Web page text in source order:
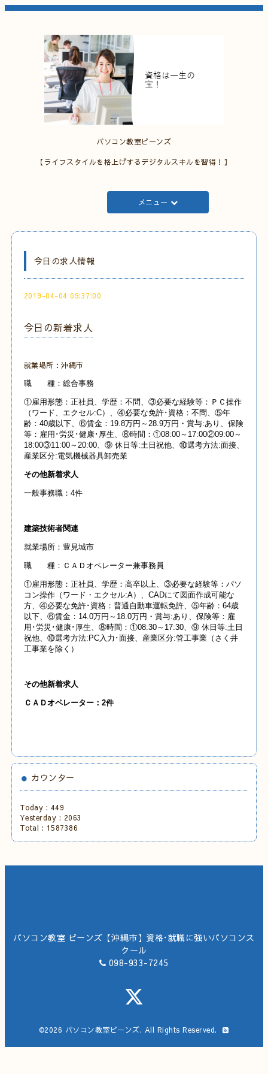
パソコン教室ビーンズ
【ライフスタイルを格上げするデジタルスキルを習得！】
メニュー
今日の求人情報
2019-04-04 09:37:00
今日の新着求人
就業場所：沖縄市
職 種：総合事務
①雇用形態：正社員、学歴：不問、③必要な経験等：ＰＣ操作
（ワード、エクセル:C）、④必要な免許･資格：不問、⑤年
齢：40歳以下、⑥賃金：19.8万円～28.9万円・賞与:あり、保険
等：雇用･労災･健康･厚生、⑧時間：①08:00～17:00②09:00～
18:00③11:00～20:00、⑨ 休日等:土日祝他、⑩選考方法:面接、
産業区分:電気機械器具卸売業
その他新着求人
一般事務職：4件
建築技術者関連
就業場所：豊見城市
職 種：ＣＡＤオペレーター兼事務員
①雇用形態：正社員、学歴：高卒以上、③必要な経験等：パソ
コン操作（ワード・エクセル:A）、CADにて図面作成可能な
方、④必要な免許･資格：普通自動車運転免許、⑤年齢：64歳
以下、⑥賃金：14.0万円～18.0万円・賞与:あり、保険等：雇
用･労災･健康･厚生、⑧時間：①08:30～17:30、⑨ 休日等:土日
祝他、⑩選考方法:PC入力･面接、産業区分:管工事業（さく井
工事業を除く）
その他新着求人
ＣＡＤオペレーター：2件
カウンター
Today : 449
Yesterday : 2063
Total : 1587386
パソコン教室 ビーンズ【沖縄市】資格･就職に強いパソコンス
クール
098-933-7245
©2026 パソコン教室ビーンズ. All Rights Reserved.